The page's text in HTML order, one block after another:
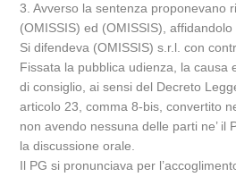
3. Avverso la sentenza proponevano
(OMISSIS) ed (OMISSIS), affidandolo
Si difendeva (OMISSIS) s.r.l. con
Fissata la pubblica udienza, la causa
di consiglio, ai sensi del Decreto
articolo 23, comma 8-bis, convertito
non avendo nessuna delle parti ne’ il
la discussione orale.
Il PG si pronunciava per